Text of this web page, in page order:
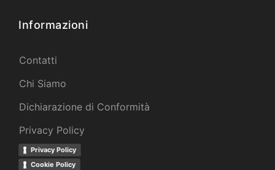
Informazioni
Contatti
Chi Siamo
Dichiarazione di Conformità
Privacy Policy
Privacy Policy
Cookie Policy